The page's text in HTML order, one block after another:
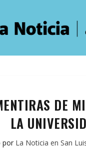
DE
LA
por La Noticia en San